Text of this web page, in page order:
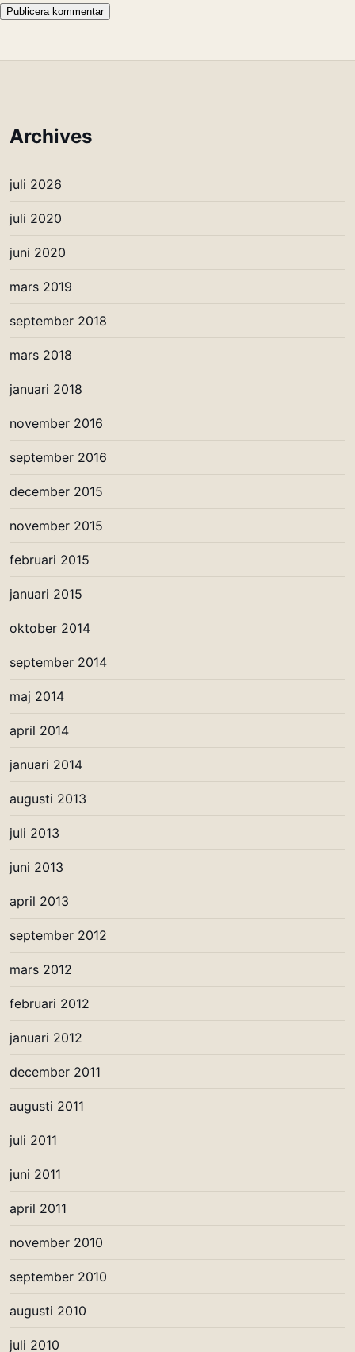
Archives
juli 2026
juli 2020
juni 2020
mars 2019
september 2018
mars 2018
januari 2018
november 2016
september 2016
december 2015
november 2015
februari 2015
januari 2015
oktober 2014
september 2014
maj 2014
april 2014
januari 2014
augusti 2013
juli 2013
juni 2013
april 2013
september 2012
mars 2012
februari 2012
januari 2012
december 2011
augusti 2011
juli 2011
juni 2011
april 2011
november 2010
september 2010
augusti 2010
juli 2010